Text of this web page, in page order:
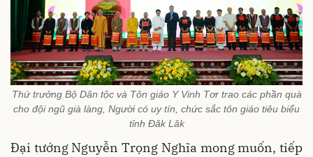
Thứ trưởng Bộ Dân tộc và Tôn giáo Y Vinh Tơr trao các phần quà
cho đội ngũ già làng, Người có uy tín, chức sắc tôn giáo tiêu biểu
tỉnh Đăk Lăk
Đại tướng Nguyễn Trọng Nghĩa mong muốn, tiếp